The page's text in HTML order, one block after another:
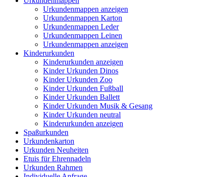
Urkundenmappen anzeigen
Urkundenmappen Karton
Urkundenmappen Leder
Urkundenmappen Leinen
Urkundenmappen anzeigen
Kinderurkunden
Kinderurkunden anzeigen
Kinder Urkunden Dinos
Kinder Urkunden Zoo
Kinder Urkunden Fußball
Kinder Urkunden Ballett
Kinder Urkunden Musik & Gesang
Kinder Urkunden neutral
Kinderurkunden anzeigen
Spaßurkunden
Urkundenkarton
Urkunden Neuheiten
Etuis für Ehrennadeln
Urkunden Rahmen